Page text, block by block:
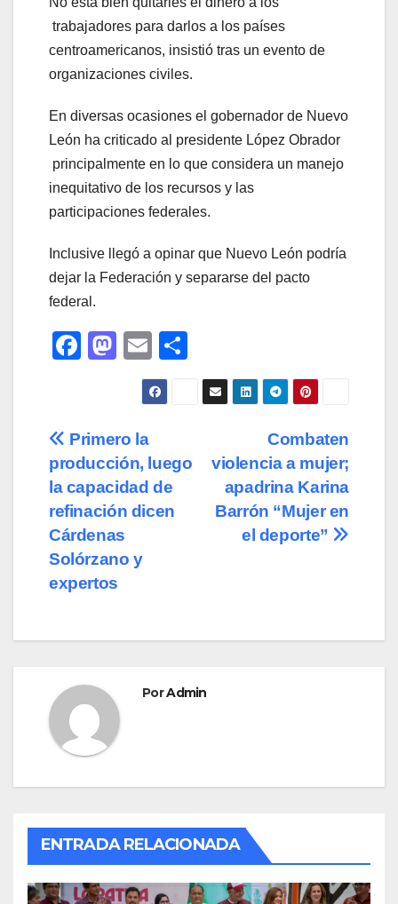
trabajadores para darlos a los países
centroamericanos, insistió tras un evento de
organizaciones civiles.
En diversas ocasiones el gobernador de Nuevo
León ha criticado al presidente López Obrador
principalmente en lo que considera un manejo
inequitativo de los recursos y las
participaciones federales.
Inclusive llegó a opinar que Nuevo León podría
dejar la Federación y separarse del pacto
federal.
F
e
b
o
o
k
M
o
d
o
n
E
m
ail
o
m
ar
Navegación
de
entradas
Combaten
violencia a mujer;
apadrina Karina
Barrón “Mujer en
el deporte”
Primero la
producción, luego
la capacidad de
refinación dicen
Cárdenas
Solórzano y
expertos
PorAdmin
ENTRADA RELACIONADA